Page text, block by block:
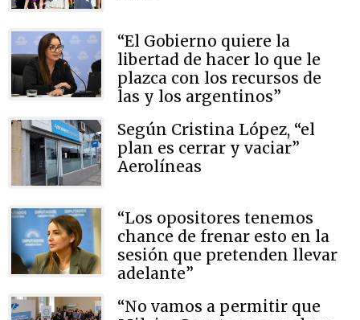
“El Gobierno quiere la
libertad de hacer lo que le
plazca con los recursos de
las y los argentinos”
Según Cristina López, “el
plan es cerrar y vaciar”
Aerolíneas
“Los opositores tenemos
chance de frenar esto en la
sesión que pretenden llevar
adelante”
“No vamos a permitir que